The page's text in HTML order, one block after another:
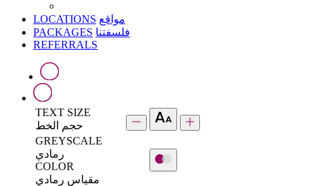
LOCATIONS مواقع
PACKAGES فلسفتنا
REFERRALS
TEXT SIZE
حجم الخط
GREYSCALE
رمادي
COLOR
مقياس رمادي